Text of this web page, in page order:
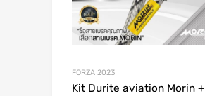
FORZA 2023
Kit Durite aviation Morin +